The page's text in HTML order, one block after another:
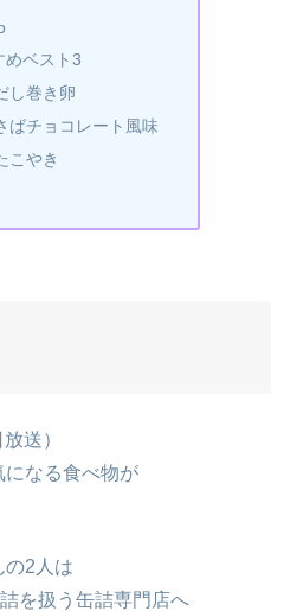
めベスト3
し巻き卵
ばチョコレート風味
こやき
送）
なる食べ物が
の2人は
を扱う缶詰専門店へ